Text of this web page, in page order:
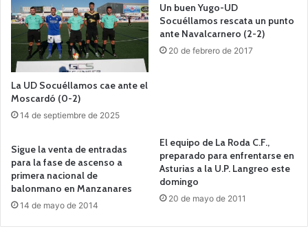
La UD Socuéllamos cae ante el
Moscardó (0-2)
14 de septiembre de 2025
Un buen Yugo-UD
Socuéllamos rescata un punto
ante Navalcarnero (2-2)
20 de febrero de 2017
Sigue la venta de entradas
para la fase de ascenso a
primera nacional de
balonmano en Manzanares
14 de mayo de 2014
El equipo de La Roda C.F.,
preparado para enfrentarse en
Asturias a la U.P. Langreo este
domingo
20 de mayo de 2011